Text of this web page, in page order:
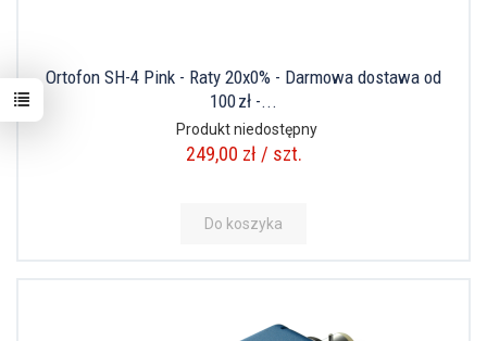
Ortofon SH-4 Pink - Raty 20x0% - Darmowa dostawa od
100 zł -...
Produkt niedostępny
249,00 zł / szt.
Do koszyka